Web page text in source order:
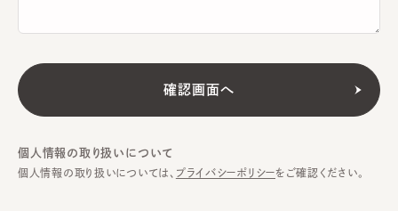
個人情報の取り扱いについて
個人情報の取り扱いについては、 プライバシーポリシーをご確認ください。